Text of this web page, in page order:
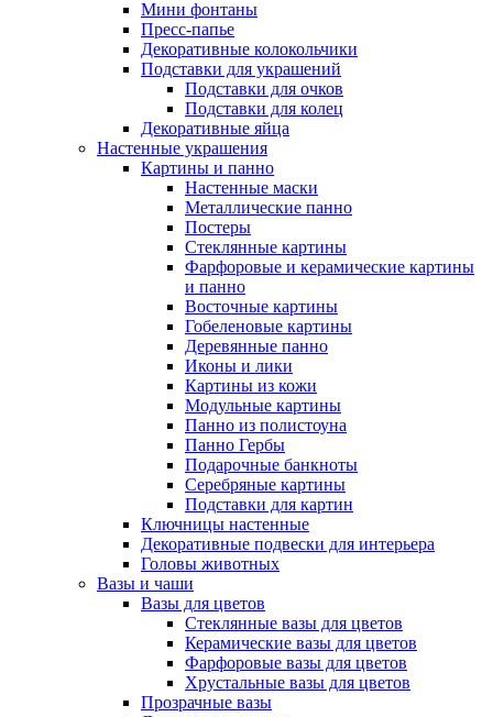
Мини фонтаны
Пресс-папье
Декоративные колокольчики
Подставки для украшений
Подставки для очков
Подставки для колец
Декоративные яйца
Настенные украшения
Картины и панно
Настенные маски
Металлические панно
Постеры
Стеклянные картины
Фарфоровые и керамические картины
и панно
Восточные картины
Гобеленовые картины
Деревянные панно
Иконы и лики
Картины из кожи
Модульные картины
Панно из полистоуна
Панно Гербы
Подарочные банкноты
Серебряные картины
Подставки для картин
Ключницы настенные
Декоративные подвески для интерьера
Головы животных
Вазы и чаши
Вазы для цветов
Стеклянные вазы для цветов
Керамические вазы для цветов
Фарфоровые вазы для цветов
Хрустальные вазы для цветов
Прозрачные вазы